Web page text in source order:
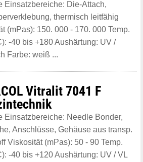
Einsatzbereiche: Die-Attach,
thermisch leitfähig
(mPas): 150. 000 - 170. 000 Temp.
-40 bis +180 Aushärtung: UV /
Farbe: weiß ...
Vitralit 7041 F
Einsatzbereiche: Needle Bonder,
Anschlüsse, Gehäuse aus transp.
Viskosität (mPas): 50 - 90 Temp.
-40 bis +120 Aushärtung: UV / VL